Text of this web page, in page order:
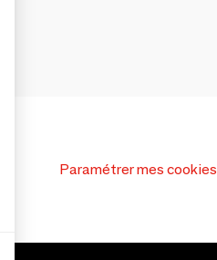
Paramétrer mes cookies